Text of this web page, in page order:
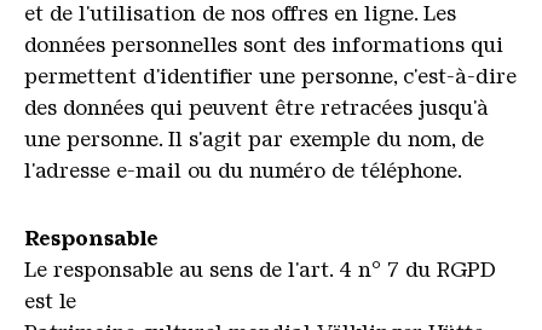
et de l'utilisation de nos offres en ligne. Les
données personnelles sont des informations qui
permettent d'identifier une personne, c'est-à-dire
des données qui peuvent être retracées jusqu'à
une personne. Il s'agit par exemple du nom, de
l'adresse e-mail ou du numéro de téléphone.
Responsable
Le responsable au sens de l'art. 4 n° 7 du RGPD
est le